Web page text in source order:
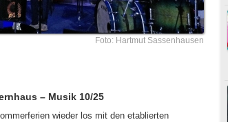
Foto: Hartmut Sassenhausen
– Musik 10/25
wieder los mit den etablierten